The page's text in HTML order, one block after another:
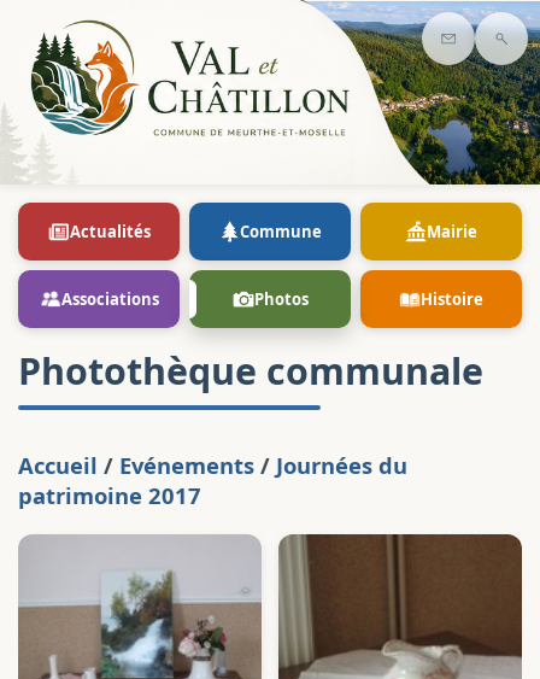
Contact
Actualités Commune Mairie
Associations Photos Histoire
Photothèque communale
Accueil / Evénements / Journées du
patrimoine 2017